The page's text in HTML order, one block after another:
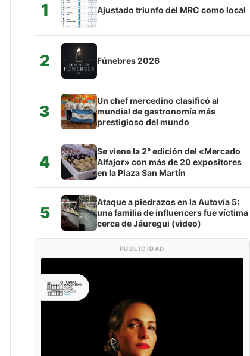
1 Ajustado triunfo del MRC como local
2 Fúnebres 2026
3
Un chef mercedino clasificó al
mundial de gastronomía más
prestigioso del mundo
4
Se viene la 2° edición del «Mercado
Alfajor» con más de 20 expositores
en la Plaza San Martín
5
Ataque a piedrazos en la Autovía 5:
una familia de influencers fue víctima
cerca de Jáuregui (video)
PUBLICIDAD